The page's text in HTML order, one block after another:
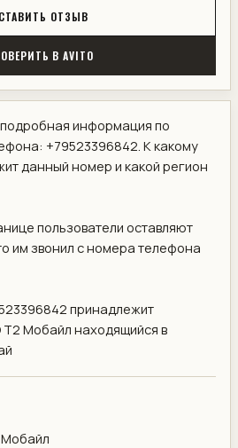
ОТЗЫВ
В AVITO
информация по
+79523396842. К какому
данный номер и какой регион
пользователи оставляют
им звонил с номера телефона
принадлежит
Мобайл находящийся в